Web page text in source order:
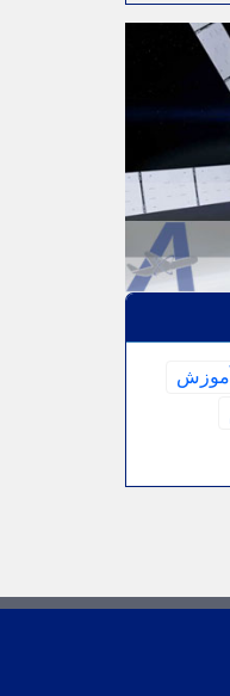
آموزش